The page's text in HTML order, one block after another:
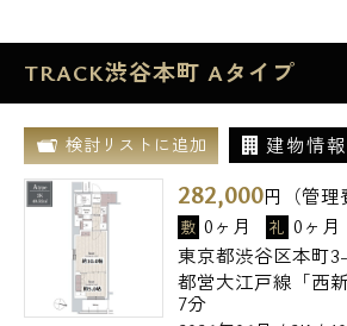
TRACK渋谷本町 Aタイプ
検討リストに追加 建物情
282,000円（管理
敷 0ヶ月 礼 0ヶ月
東京都渋谷区本町
都営大江戸線「西
7分